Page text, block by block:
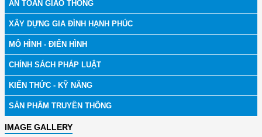
AN TOÀN GIAO THÔNG
XÂY DỰNG GIA ĐÌNH HẠNH PHÚC
MÔ HÌNH - ĐIỂN HÌNH
CHÍNH SÁCH PHÁP LUẬT
KIẾN THỨC - KỸ NĂNG
SẢN PHẨM TRUYỀN THÔNG
IMAGE GALLERY